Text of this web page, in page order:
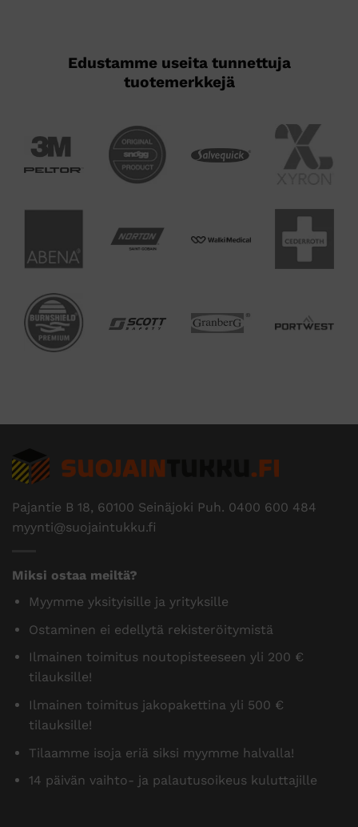
Edustamme useita tunnettuja
tuotemerkkejä
Pajantie B 18, 60100 Seinäjoki Puh. 0400 600 484
myynti@suojaintukku.fi
Miksi ostaa meiltä?
Myymme yksityisille ja yrityksille
Ostaminen ei edellytä rekisteröitymistä
Ilmainen toimitus noutopisteeseen yli 200 €
tilauksille!
Ilmainen toimitus jakopakettina yli 500 €
tilauksille!
Tilaamme isoja eriä siksi myymme halvalla!
14 päivän vaihto- ja palautusoikeus kuluttajille